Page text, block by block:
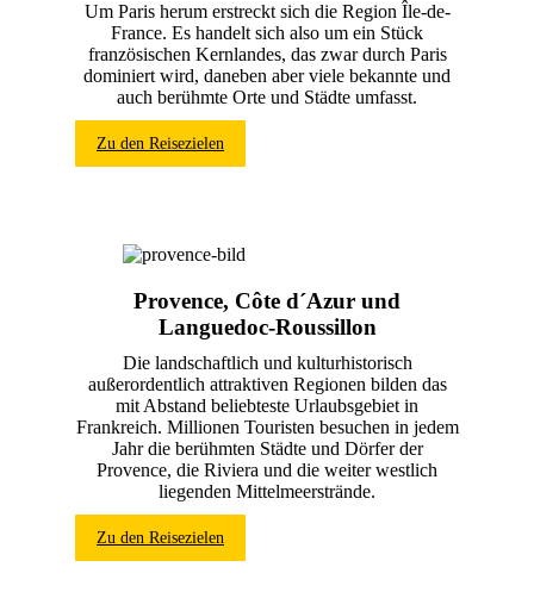
Um Paris herum erstreckt sich die Region Île-de-
France. Es handelt sich also um ein Stück
französischen Kernlandes, das zwar durch Paris
dominiert wird, daneben aber viele bekannte und
auch berühmte Orte und Städte umfasst.
Zu den Reisezielen
Provence, Côte d´Azur und
Languedoc-Roussillon
Die landschaftlich und kulturhistorisch
außerordentlich attraktiven Regionen bilden das
mit Abstand beliebteste Urlaubsgebiet in
Frankreich. Millionen Touristen besuchen in jedem
Jahr die berühmten Städte und Dörfer der
Provence, die Riviera und die weiter westlich
liegenden Mittelmeerstrände.
Zu den Reisezielen